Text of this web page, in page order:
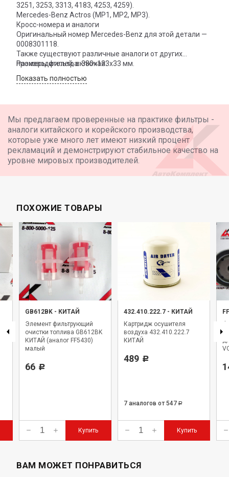
3251, 3253, 3313, 4183, 4253, 4259).
Mercedes-Benz Actros (MP1, MP2, MP3).
Кросс-номера и аналоги
Оригинальный номер Mercedes-Benz для этой детали —
0008301118.
Также существуют различные аналоги от других
производителей, включая:
Mann CU3869
SAKURA CA26220
Размеры фильтра: 380x133x33 мм.
Показать полностью
Мы предлагаем проверенные на практике фильтры -
аналоги китайского и корейского производства,
которые уже много лет имеют низкий процент
рекламаций и демонстрируют стабильное качество на
уровне мировых производителей.
ПОХОЖИЕ ТОВАРЫ
GB612BK - КИТАЙ
Элемент фильтрующий
очистки топлива GB612BK
КИТАЙ (аналог FF5430)
малый
66 Р
Купить
432.410.222.7 - КИТАЙ
Картридж осушителя
воздуха 432.410.222.7
КИТАЙ
489 Р
7 аналогов от 547 Р
Купить
ВАМ МОЖЕТ ПОНРАВИТЬСЯ